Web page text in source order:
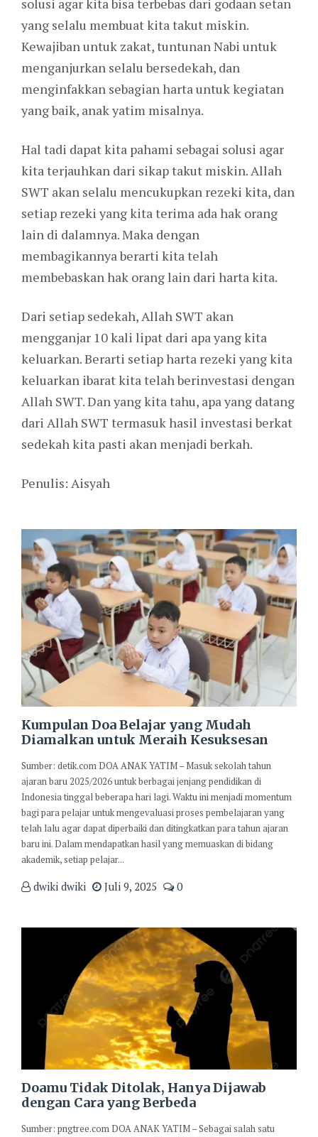
solusi agar kita bisa terbebas dari godaan setan
yang selalu membuat kita takut miskin.
Kewajiban untuk zakat, tuntunan Nabi untuk
menganjurkan selalu bersedekah, dan
menginfakkan sebagian harta untuk kegiatan
yang baik, anak yatim misalnya.
Hal tadi dapat kita pahami sebagai solusi agar
kita terjauhkan dari sikap takut miskin. Allah
SWT akan selalu mencukupkan rezeki kita, dan
setiap rezeki yang kita terima ada hak orang
lain di dalamnya. Maka dengan
membagikannya berarti kita telah
membebaskan hak orang lain dari harta kita.
Dari setiap sedekah, Allah SWT akan
mengganjar 10 kali lipat dari apa yang kita
keluarkan. Berarti setiap harta rezeki yang kita
keluarkan ibarat kita telah berinvestasi dengan
Allah SWT. Dan yang kita tahu, apa yang datang
dari Allah SWT termasuk hasil investasi berkat
sedekah kita pasti akan menjadi berkah.
Penulis: Aisyah
Kumpulan Doa Belajar yang Mudah
Diamalkan untuk Meraih Kesuksesan
Sumber: detik.com DOA ANAK YATIM – Masuk sekolah tahun
ajaran baru 2025/2026 untuk berbagai jenjang pendidikan di
Indonesia tinggal beberapa hari lagi. Waktu ini menjadi momentum
bagi para pelajar untuk mengevaluasi proses pembelajaran yang
telah lalu agar dapat diperbaiki dan ditingkatkan para tahun ajaran
baru ini. Dalam mendapatkan hasil yang memuaskan di bidang
akademik, setiap pelajar...
dwiki dwiki Juli 9, 2025 0
Doamu Tidak Ditolak, Hanya Dijawab
dengan Cara yang Berbeda
Sumber: pngtree.com DOA ANAK YATIM – Sebagai salah satu